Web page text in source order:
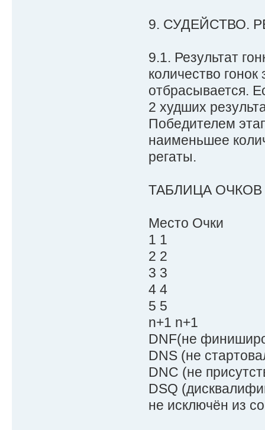
9. СУДЕЙСТВО.
9.1. Результат
количество
отбрасывается.
2 худших
Победителем
наименьшее
регаты.
ТАБЛИЦА ОЧКОВ
Место Очки
1 1
2 2
3 3
4 4
5 5
n+1 n+1
DNF(не
DNS (не
DNC (не
DSQ
не исключён из